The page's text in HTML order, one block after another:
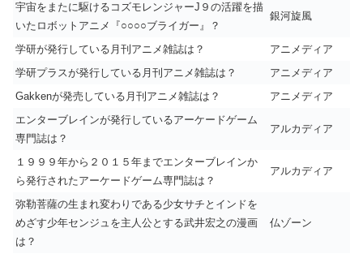
宇宙をまたに駆けるコズモレンジャーJ９の活躍を描
いたロボットアニメ『○○○○ブライガー』？
銀河旋風
学研が発行している月刊アニメ雑誌は？
アニメディア
学研プラスが発行している月刊アニメ雑誌は？
アニメディア
Gakkenが発売している月刊アニメ雑誌は？
アニメディア
エンターブレインが発行しているアーケードゲーム
専門誌は？
アルカディア
１９９９年から２０１５年までエンターブレインか
ら発行されたアーケードゲーム専門誌は？
アルカディア
弥勒菩薩の生まれ変わりである少女サチとインドを
めざす少年センジュを主人公とする武井宏之の漫画
は？
仏ゾーン